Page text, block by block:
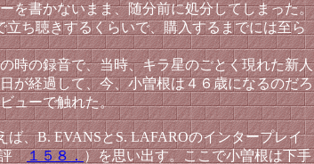
を書かないまま、随分前に処分してしまった。
ち聴きするくらいで、購入するまでには至ら
時の録音で、当時、キラ星のごとく現れた新人
が経過して、今、小曽根は４６歳になるのだろ
ューで触れた。
ば、B. EVANSとS. LAFAROのインタープレイ
評１５８．）を思い出す。ここで小曽根は下手